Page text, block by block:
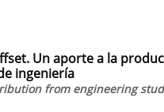
Un aporte a la
ingeniería
from engineering